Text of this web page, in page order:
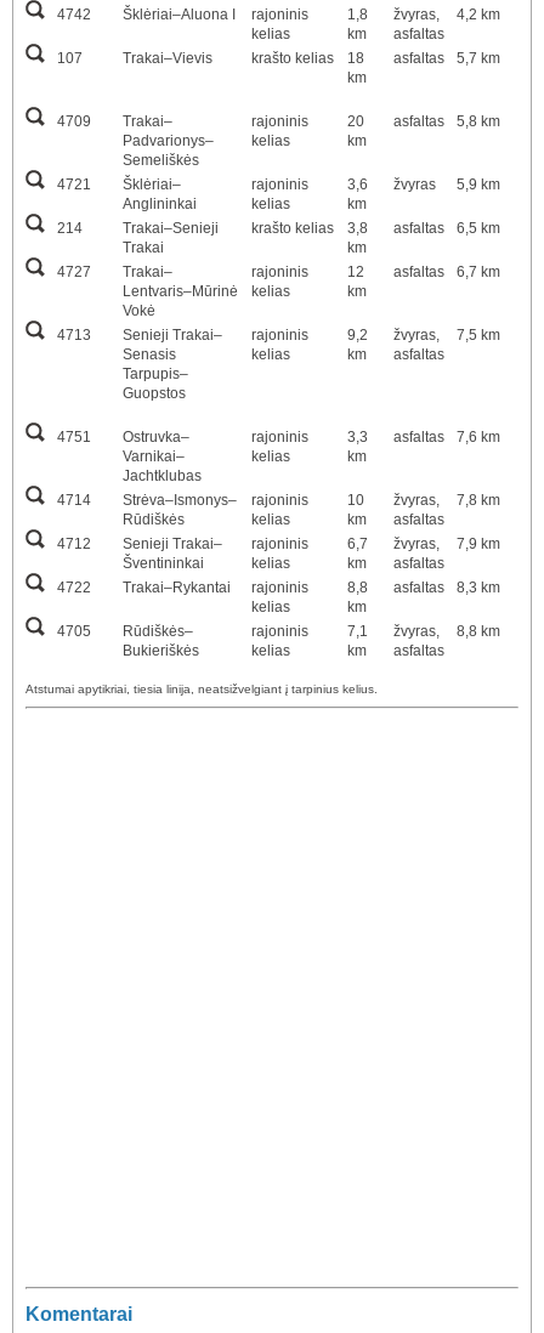
4742 Šklėriai–Aluona I
rajoninis
kelias
1,8
km
žvyras,
asfaltas
4,2 km
107 Trakai–Vievis krašto kelias
18
km
asfaltas 5,7 km
4709
Trakai–
Padvarionys–
Semeliškės
rajoninis
kelias
20
km
asfaltas 5,8 km
4721
Šklėriai–
Anglininkai
rajoninis
kelias
3,6
km
žvyras 5,9 km
214
Trakai–Senieji
Trakai
krašto kelias
3,8
km
asfaltas 6,5 km
4727
Trakai–
Lentvaris–Mūrinė
Vokė
rajoninis
kelias
12
km
asfaltas 6,7 km
4713
Senieji Trakai–
Senasis
Tarpupis–
Guopstos
rajoninis
kelias
9,2
km
žvyras,
asfaltas
7,5 km
4751
Ostruvka–
Varnikai–
Jachtklubas
rajoninis
kelias
3,3
km
asfaltas 7,6 km
4714
Strėva–Ismonys–
Rūdiškės
rajoninis
kelias
10
km
žvyras,
asfaltas
7,8 km
4712
Senieji Trakai–
Šventininkai
rajoninis
kelias
6,7
km
žvyras,
asfaltas
7,9 km
4722 Trakai–Rykantai
rajoninis
kelias
8,8
km
asfaltas 8,3 km
4705
Rūdiškės–
Bukieriškės
rajoninis
kelias
7,1
km
žvyras,
asfaltas
8,8 km
Atstumai apytikriai, tiesia linija, neatsižvelgiant į tarpinius kelius.
Komentarai